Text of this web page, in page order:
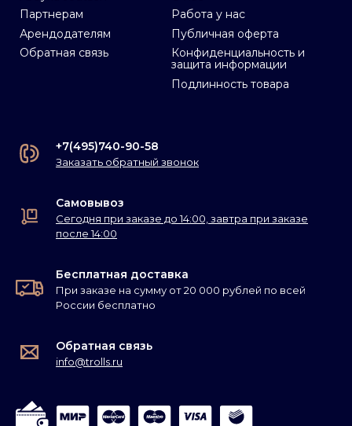
Партнерам
Арендодателям
Обратная связь
Работа у нас
Публичная оферта
Конфиденциальность и
защита информации
Подлинность товара
+7(495)740-90-58
Заказать обратный звонок
Самовывоз
Сегодня при заказе до 14:00, завтра при заказе
после 14:00
Бесплатная доставка
При заказе на сумму от 20 000 рублей по всей
России бесплатно
Обратная связь
info@trolls.ru